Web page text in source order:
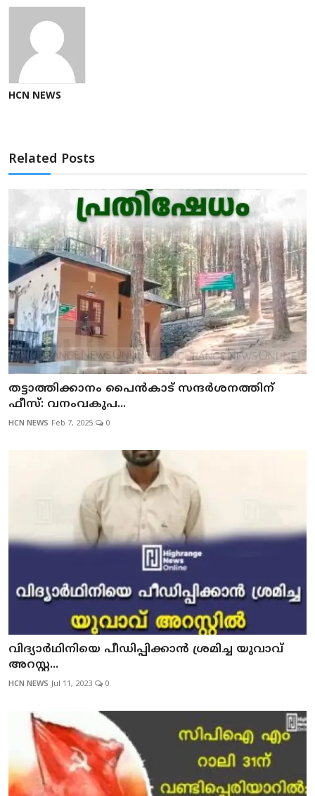
HCN NEWS
Related Posts
തട്ടാത്തിക്കാനം പൈന്‍കാട് സന്ദര്‍ശനത്തിന്
ഫീസ്: വനംവകുപ...
HCN NEWS Feb 7, 2025 0
വിദ്യാര്‍ഥിനിയെ പീഡിപ്പിക്കാന്‍ ശ്രമിച്ച യുവാവ്
അറസ്റ്റ...
HCN NEWS Jul 11, 2023 0